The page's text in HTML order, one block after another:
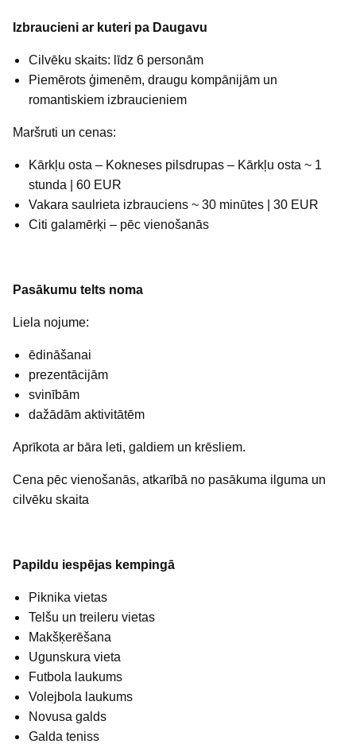
Izbraucieni ar kuteri pa Daugavu
Cilvēku skaits: līdz 6 personām
Piemērots ģimenēm, draugu kompānijām un
romantiskiem izbraucieniem
Maršruti un cenas:
Kārkļu osta – Kokneses pilsdrupas – Kārkļu osta ~ 1
stunda | 60 EUR
Vakara saulrieta izbrauciens ~ 30 minūtes | 30 EUR
Citi galamērķi – pēc vienošanās
Pasākumu telts noma
Liela nojume:
ēdināšanai
prezentācijām
svinībām
dažādām aktivitātēm
Aprīkota ar bāra leti, galdiem un krēsliem.
Cena pēc vienošanās, atkarībā no pasākuma ilguma un
cilvēku skaita
Papildu iespējas kempingā
Piknika vietas
Telšu un treileru vietas
Makšķerēšana
Ugunskura vieta
Futbola laukums
Volejbola laukums
Novusa galds
Galda teniss